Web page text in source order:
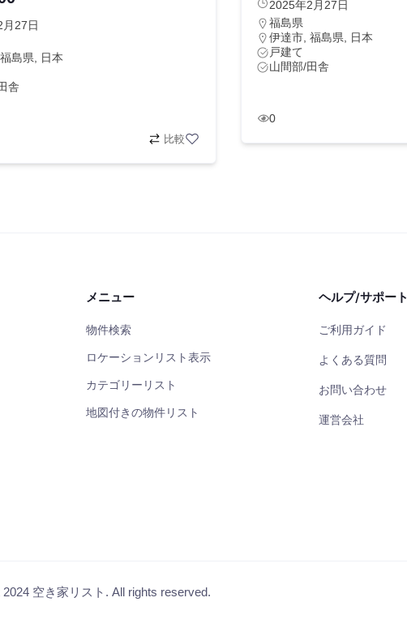
27日
島県, 日本
舎
比較
2025年2月27日
福島県
伊達市, 福島県, 日本
戸建て
山間部/田舎
0
メニュー
物件検索
ロケーションリスト表示
カテゴリーリスト
地図付きの物件リスト
ヘルプ/サポート
ご利用ガイド
よくある質問
お問い合わせ
運営会社
空き家リスト. All rights reserved.